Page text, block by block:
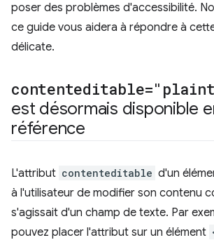
poser des problèmes d'accessibilité.
ce guide vous aidera à répondre à
délicate.
est désormais disponible
référence
L'attribut contenteditable d'un
à l'utilisateur de modifier son contenu
s'agissait d'un champ de texte. Par
pouvez placer l'attribut sur un élément